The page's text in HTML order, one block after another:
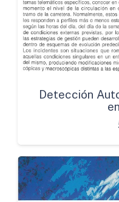
Detección